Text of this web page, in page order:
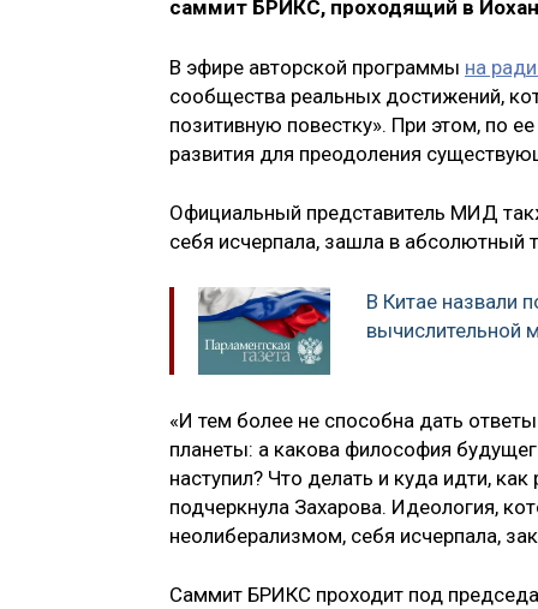
саммит БРИКС, проходящий в
В эфире авторской программы на
сообщества реальных достижений,
позитивную повестку». При этом, по
развития для преодоления
Официальный представитель МИД
себя исчерпала, зашла в абсолютный
В Китае назвали
вычислительной
«И тем более не способна дать
планеты: а какова философия
наступил? Что делать и куда идти,
подчеркнула Захарова. Идеология,
неолиберализмом, себя исчерпала,
Саммит БРИКС проходит под